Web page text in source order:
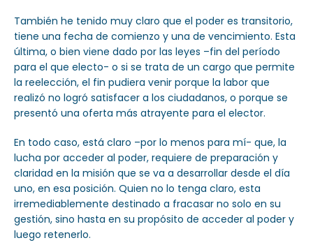
También he tenido muy claro que el poder es transitorio,
tiene una fecha de comienzo y una de vencimiento. Esta
última, o bien viene dado por las leyes –fin del período
para el que electo- o si se trata de un cargo que permite
la reelección, el fin pudiera venir porque la labor que
realizó no logró satisfacer a los ciudadanos, o porque se
presentó una oferta más atrayente para el elector.
En todo caso, está claro –por lo menos para mí- que, la
lucha por acceder al poder, requiere de preparación y
claridad en la misión que se va a desarrollar desde el día
uno, en esa posición. Quien no lo tenga claro, esta
irremediablemente destinado a fracasar no solo en su
gestión, sino hasta en su propósito de acceder al poder y
luego retenerlo.